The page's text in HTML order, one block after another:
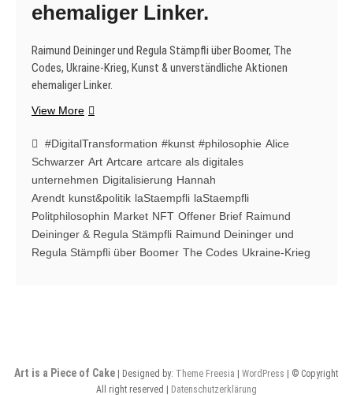
ehemaliger Linker.
Raimund Deininger und Regula Stämpfli über Boomer, The
Codes, Ukraine-Krieg, Kunst & unverständliche Aktionen
ehemaliger Linker.
View MoreRaimund
und
Regula
Stämpfli
über
Brief,
Boomer,
The
Aktionen
ehemaliger
#DigitalTransformation #kunst #philosophie Alice
Schwarzer Art Artcare artcare als digitales
unternehmen Digitalisierung Hannah
Arendt kunst&politik laStaempfli laStaempfli
Politphilosophin Market NFT Offener Brief Raimund
Deininger & Regula Stämpfli Raimund Deininger und
Regula Stämpfli über Boomer The Codes Ukraine-Krieg
Art is a Piece of Cake | Designed by: Theme Freesia |WordPress
| © Copyright
All right reserved |
Datenschutzerklärung